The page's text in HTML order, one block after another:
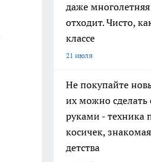
даже многолетняя
отходит. Чисто,
классе
21 июля
Не покупайте
их можно сделать
руками - техника
косичек,
детства